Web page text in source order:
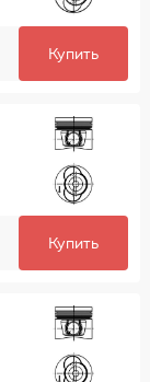
Купить
Купить